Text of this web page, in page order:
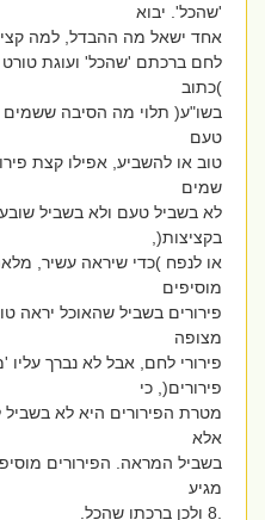
'שהכל'. יבוא
אחד ישאל מה ההבדל, למה
לחם ברכתם 'שהכל' ועוגת טורט
)כתוב
בשו"ע( תלוי מה הסיבה ששמים
טעם
טוב או להשביע, אפילו קצת
שמים
לא בשביל טעם ולא בשביל שובע,
בקציצות(,
או לנפח )כדי שיראה עשיר,
מוסיפים
פירורים בשביל שהאוכל יראה
מצופה
פירורי לחם, אבל לא נברך עליו
פירורים(, כי
מטרת הפירורים היא לא בשביל
אלא
בשביל המראה. הפירורים
מגיע